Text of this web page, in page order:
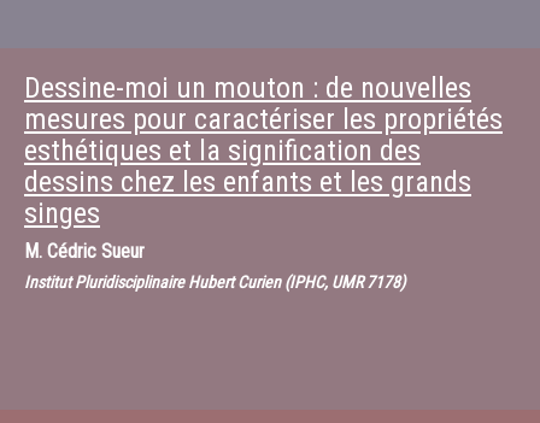
Dessine-moi un mouton : de nouvelles
mesures pour caractériser les propriétés
esthétiques et la signification des
dessins chez les enfants et les grands
singes
M. Cédric Sueur
Institut Pluridisciplinaire Hubert Curien (IPHC, UMR 7178)